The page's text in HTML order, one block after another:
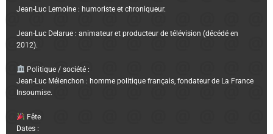
Jean-Luc Lemoine : humoriste et chroniqueur.
Jean-Luc Delarue : animateur et producteur de télévision (décédé en
2012).
Politique / société :
Jean-Luc Mélenchon : homme politique français, fondateur de La France
Insoumise.
Fête
Dates :